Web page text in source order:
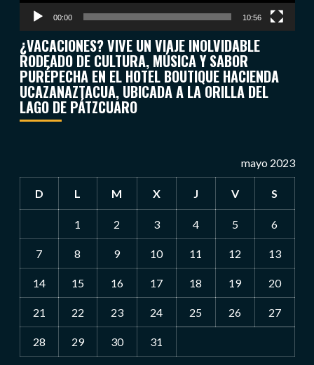
00:00 10:56
¿VACACIONES? VIVE UN VIAJE INOLVIDABLE
RODEADO DE CULTURA, MÚSICA Y SABOR
PURÉPECHA EN EL HOTEL BOUTIQUE HACIENDA
UCAZANAZTACUA, UBICADA A LA ORILLA DEL
LAGO DE PÁTZCUARO
mayo 2023
D L M X J V S
1 2 3 4 5 6
7 8 9 10 11 12 13
14 15 16 17 18 19 20
21 22 23 24 25 26 27
28 29 30 31